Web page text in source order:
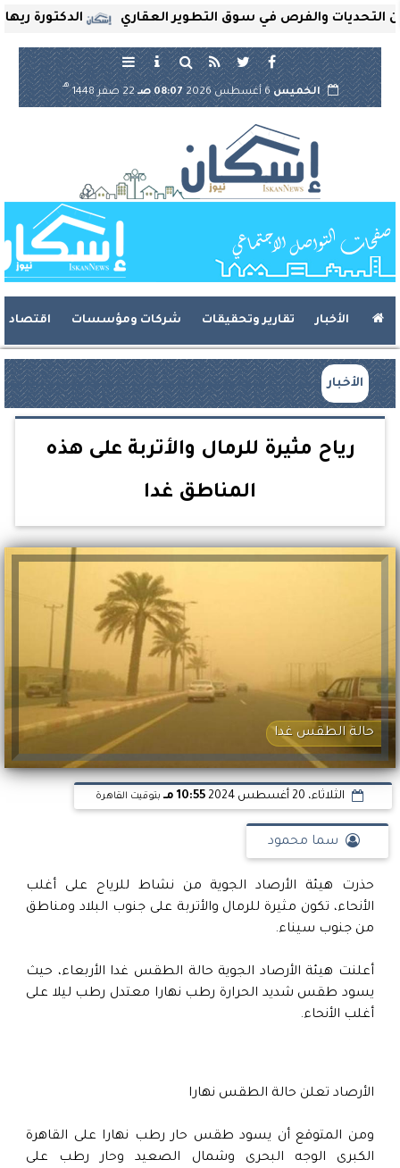
الدكتورة ريهام والفرص في سوق التطوير العقاري
الخميس 08:07 صـ 22 صفر 1448
هـ
الأخبار تقارير وتحقيقات شركات ومؤسسات اقتصاد
الأخبار
رياح مثيرة للرمال والأتربة على هذه
المناطق غدا
حالة الطقس غدا
الثلاثاء، 20 أغسطس 2024 10:55 مـ بتوقيت القاهرة
سما محمود
حذرت هيئة الأرصاد الجوية من نشاط للرياح على أغلب
الأنحاء، تكون مثيرة للرمال والأتربة على جنوب البلاد ومناطق
من جنوب سيناء.
أعلنت هيئة الأرصاد الجوية حالة الطقس غدا الأربعاء، حيث
يسود طقس شديد الحرارة رطب نهارا معتدل رطب ليلا على
أغلب الأنحاء.
الأرصاد تعلن حالة الطقس نهارا
ومن المتوقع أن يسود طقس حار رطب نهارا على القاهرة
الكبرى الوجه البحرى وشمال الصعيد وحار رطب على